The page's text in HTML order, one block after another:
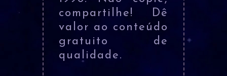
compartilhe! Dê
valor ao conteúdo
gratuito de
qualidade.